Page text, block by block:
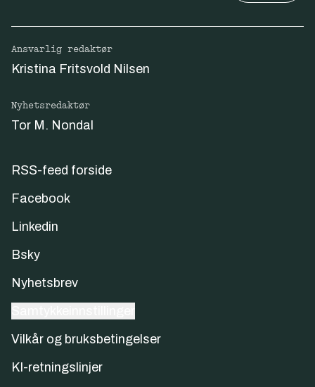
Ansvarlig redaktør
Kristina Fritsvold Nilsen
Nyhetsredaktør
Tor M. Nondal
RSS-feed forside
Facebook
Linkedin
Bsky
Nyhetsbrev
Vilkår og bruksbetingelser
KI-retningslinjer